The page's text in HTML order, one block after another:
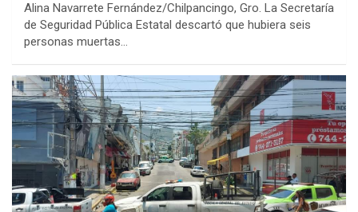
Alina Navarrete Fernández/Chilpancingo, Gro. La Secretaría
de Seguridad Pública Estatal descartó que hubiera seis
personas muertas…